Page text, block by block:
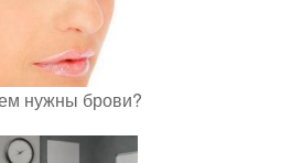
нужны брови?